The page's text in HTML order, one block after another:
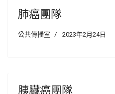
肺癌團隊
公共傳播室 2023年2月24日
胰臟癌團隊